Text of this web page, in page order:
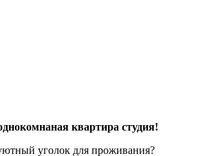
квартира студия!
уголок для проживания?